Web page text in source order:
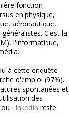
fonction
en physique,
aéronautique,
C'est la
l'informatique,
à cette enquête
d'emploi (97%).
spontanées et
des
ou LinkedIn reste